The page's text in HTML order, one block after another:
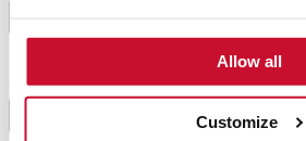
Allow all
Customize
frigorífico.
Retire os ovos pretos do
ao meio, no sentido do